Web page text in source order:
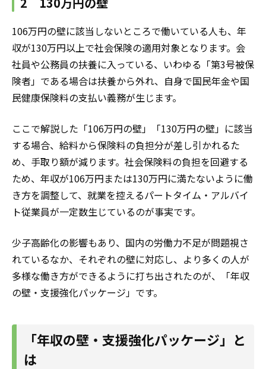
106万円の壁に該当しないところで働いている人も、年
収が130万円以上で社会保険の適用対象となります。会
社員や公務員の扶養に入っている、いわゆる「第3号被保
険者」である場合は扶養から外れ、自身で国民年金や国
民健康保険料の支払い義務が生じます。
ここで解説した「106万円の壁」「130万円の壁」に該当
する場合、給料から保険料の負担分が差し引かれるた
め、手取り額が減ります。社会保険料の負担を回避する
ため、年収が106万円または130万円に満たないように働
き方を調整して、就業を控えるパートタイム・アルバイ
ト従業員が一定数生じているのが事実です。
少子高齢化の影響もあり、国内の労働力不足が問題視さ
れているなか、それぞれの壁に対応し、より多くの人が
多様な働き方ができるように打ち出されたのが、「年収
の壁・支援強化パッケージ」です。
「年収の壁・支援強化パッケージ」と
は